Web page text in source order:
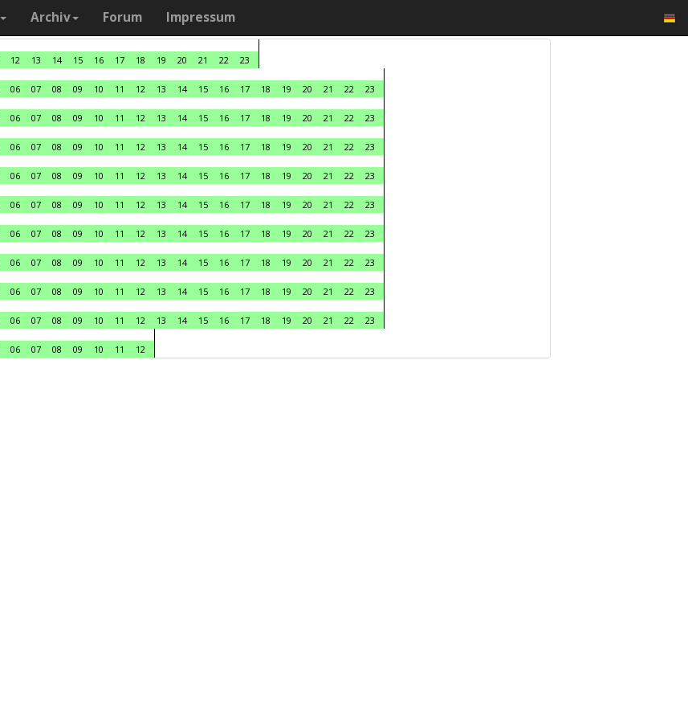
Archiv Forum Impressum
12 13 14 15 16 17 18 19 20 21 22
23
06 07 08 09 10 11 12 13 14 15 16 17 18 19 20 21 22
23
06 07 08 09 10 11 12 13 14 15 16 17 18 19 20 21 22
23
06 07 08 09 10 11 12 13 14 15 16 17 18 19 20 21 22
23
06 07 08 09 10 11 12 13 14 15 16 17 18 19 20 21 22
23
06 07 08 09 10 11 12 13 14 15 16 17 18 19 20 21 22
23
06 07 08 09 10 11 12 13 14 15 16 17 18 19 20 21 22
23
06 07 08 09 10 11 12 13 14 15 16 17 18 19 20 21 22
23
06 07 08 09 10 11 12 13 14 15 16 17 18 19 20 21 22
23
06 07 08 09 10 11 12 13 14 15 16 17 18 19 20 21 22
23
06 07 08 09 10 11 12